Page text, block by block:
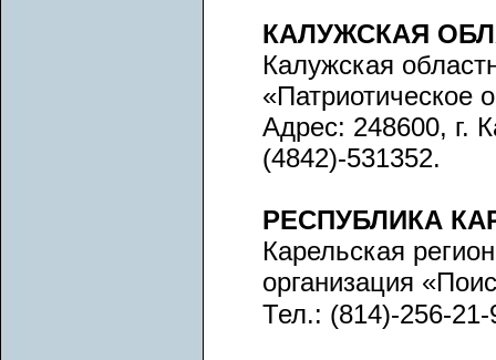
КАЛУЖСКАЯ
Калужская
«Патриотическое
Адрес: 248600, г.
(4842)-531352.
РЕСПУБЛИКА
Карельская
организация
Тел.: (814)-256-